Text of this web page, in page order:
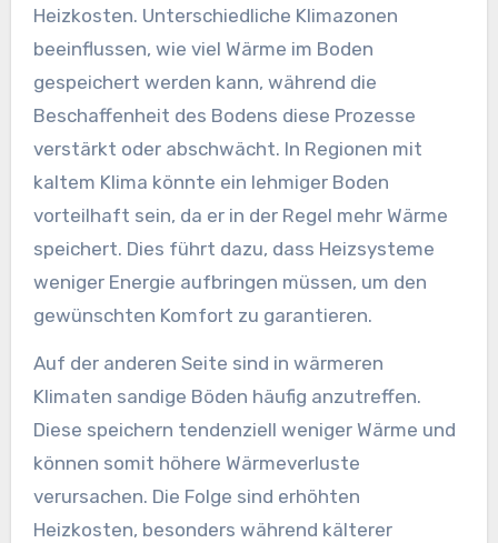
Heizkosten. Unterschiedliche Klimazonen
beeinflussen, wie viel Wärme im Boden
gespeichert werden kann, während die
Beschaffenheit des Bodens diese Prozesse
verstärkt oder abschwächt. In Regionen mit
kaltem Klima könnte ein lehmiger Boden
vorteilhaft sein, da er in der Regel mehr Wärme
speichert. Dies führt dazu, dass Heizsysteme
weniger Energie aufbringen müssen, um den
gewünschten Komfort zu garantieren.
Auf der anderen Seite sind in wärmeren
Klimaten sandige Böden häufig anzutreffen.
Diese speichern tendenziell weniger Wärme und
können somit höhere Wärmeverluste
verursachen. Die Folge sind erhöhten
Heizkosten, besonders während kälterer